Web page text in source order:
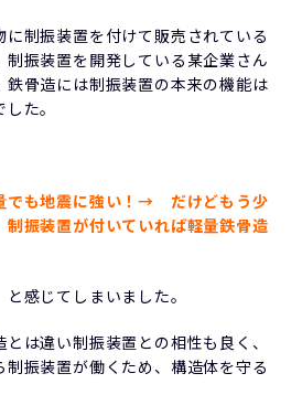
制振装置を付けて販売されている
制振装置を開発している某企業さん
鉄骨造には制振装置の本来の機能は
た。
でも地震に強い！→ だけどもう少
振装置が付いていれば軽量鉄骨造
感じてしまいました。
は違い制振装置との相性も良く、
振装置が働くため、構造体を守る